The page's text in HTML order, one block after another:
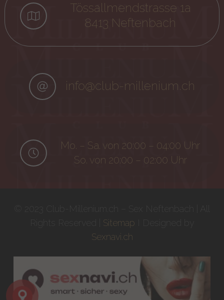
Tössallmendstrasse 1a
8413 Neftenbach
info@club-millenium.ch
Mo. – Sa. von 20:00 – 04:00 Uhr
So. von 20:00 – 02:00 Uhr
Sitemap
Sexnavi.ch